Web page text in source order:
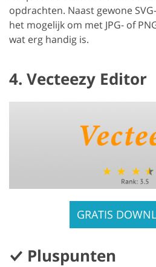
opdrachten. Naast gewone
het mogelijk om met JPG- of
wat erg handig is.
4. Vecteezy Editor
GRATIS
Pluspunten